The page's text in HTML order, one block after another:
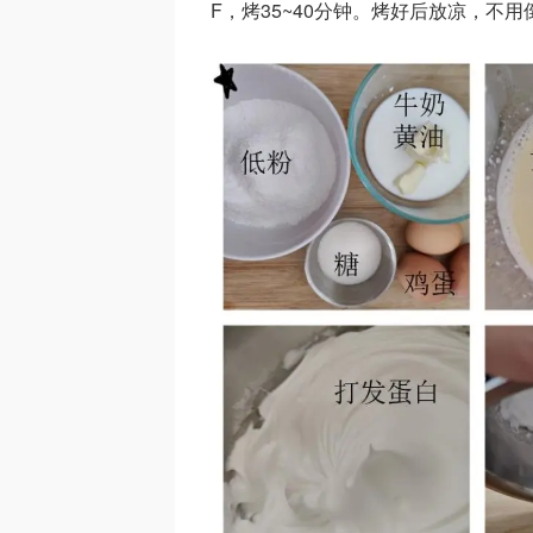
F，烤35~40分钟。烤好后放凉，不用